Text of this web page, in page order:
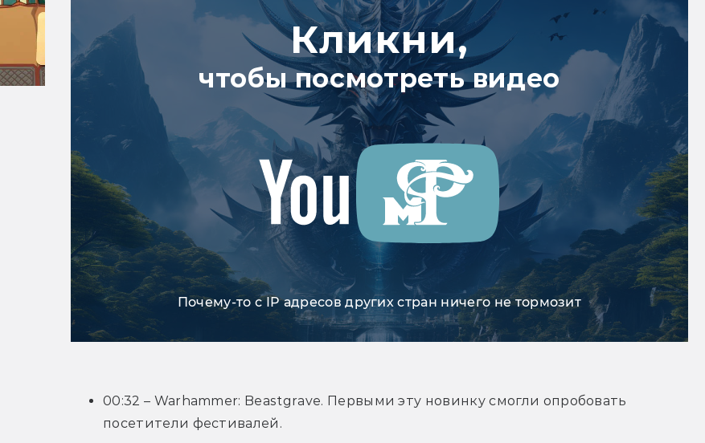
Кликни,
чтобы посмотреть видео
Почему-то с IP адресов других стран ничего не тормозит
00:32 – Warhammer: Beastgrave. Первыми эту новинку смогли опробовать
посетители фестивалей.